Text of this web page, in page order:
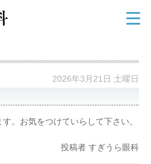
2026年3月21日 土曜日
。お気をつけていらして下さい。
投稿者 すぎうら眼科